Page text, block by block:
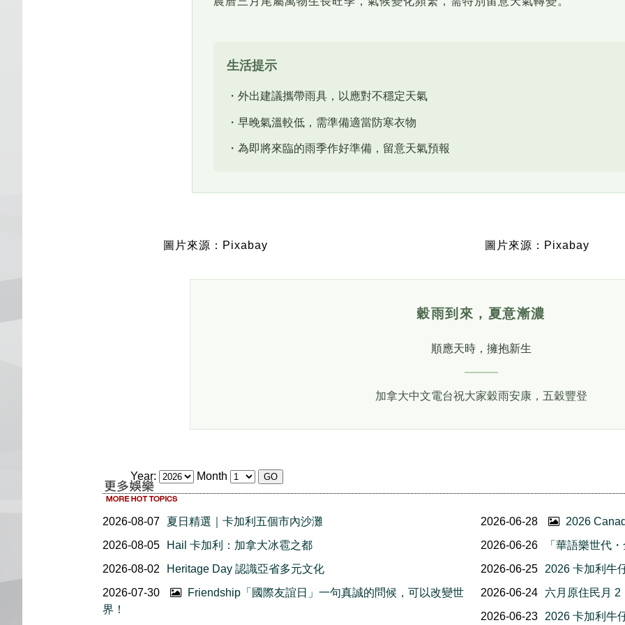
生活提示
・外出建議攜帶雨具，以應對不穩定天氣
・早晚氣溫較低，需準備適當防寒衣物
・為即將來臨的雨季作好準備，留意天氣預報
圖片來源：Pixabay 圖片來源：Pixabay
穀雨到來，夏意漸濃
順應天時，擁抱新生
加拿大中文電台祝大家穀雨安康，五穀豐登
Year: Month
2026-08-07
夏日精選｜卡加利五個市內沙灘
2026-08-05
Hail 卡加利：加拿大冰雹之都
2026-08-02
Heritage Day 認識亞省多元文化
2026-07-30
Friendship「國際友誼日」一句真誠的問候，可以改變世
界！
2026-06-28
2026
2026-06-26
「華語樂世代
2026-06-25
2026 卡加利牛
2026-06-24
六月原住民月
2026-06-23
2026 卡加利牛